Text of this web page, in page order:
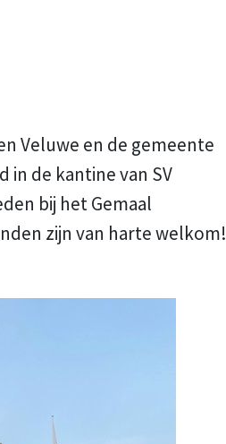
Veluwe en de gemeente
in de kantine van SV
bij het Gemaal
zijn van harte welkom!